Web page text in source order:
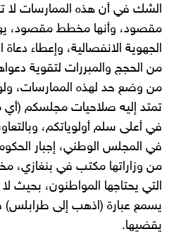
الشك في أن هذه الممارسات لا
مقصود، وأنها مخطط مقصود،
الجهوية الانفصالية، وإعطاء دعاة
من الحجج والمبررات لتقوية
من وضع حد لهذه الممارسات،
تمتد إليه صلاحيات مجلسكم (أي
في أعلى سلم أولوياتكم،
في المجلس الوطني، إجبار
من وزاراتها مكتب في بنغازي،
التي يحتاجها المواطنون، بحيث
يسمع عبارة (اذهب إلى
يقضيها.